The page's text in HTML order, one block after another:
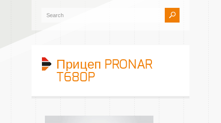
Прицеп PRONAR
T680P